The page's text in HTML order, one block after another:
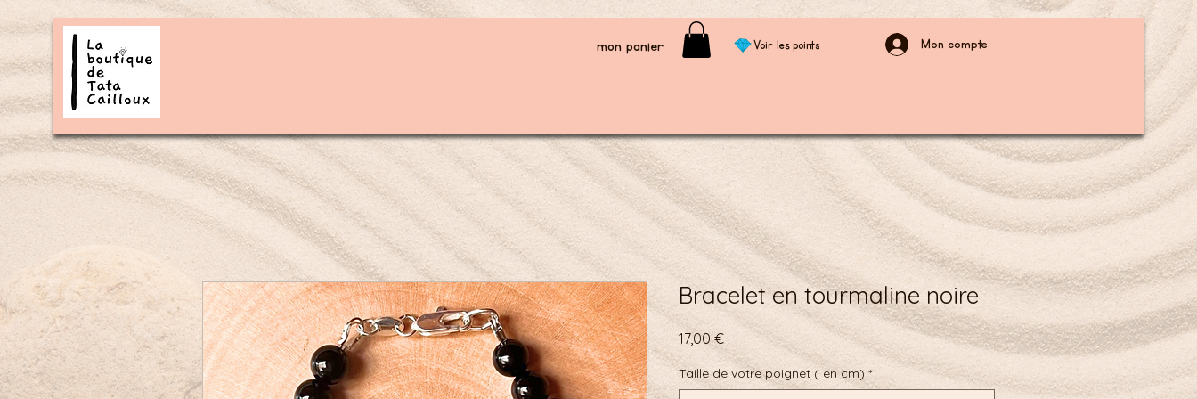
mon panier Mon compte
Voir les points
Bracelet en tourmaline noire
17,00 €Prix
Taille de votre poignet ( en cm) *